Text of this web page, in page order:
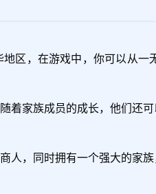
区，在游戏中，你可以从
着家族成员的成长，他们还
，同时拥有一个强大的家族